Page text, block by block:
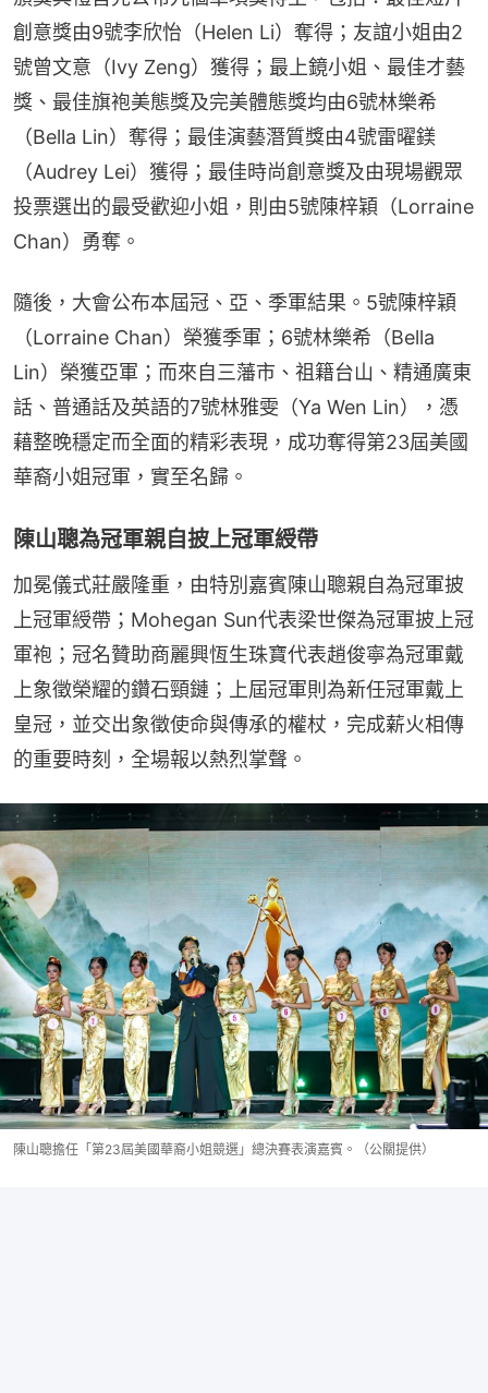
創意獎由9號李欣怡（Helen Li）奪得；友誼小姐由2
號曾文意（Ivy Zeng）獲得；最上鏡小姐、最佳才藝
獎、最佳旗袍美態獎及完美體態獎均由6號林樂希
（Bella Lin）奪得；最佳演藝潛質獎由4號雷曜鎂
（Audrey Lei）獲得；最佳時尚創意獎及由現場觀眾
投票選出的最受歡迎小姐，則由5號陳梓穎（Lorraine
Chan）勇奪。
隨後，大會公布本屆冠、亞、季軍結果。5號陳梓穎
（Lorraine Chan）榮獲季軍；6號林樂希（Bella
Lin）榮獲亞軍；而來自三藩市、祖籍台山、精通廣東
話、普通話及英語的7號林雅雯（Ya Wen Lin），憑
藉整晚穩定而全面的精彩表現，成功奪得第23屆美國
華裔小姐冠軍，實至名歸。
陳山聰為冠軍親自披上冠軍綬帶
加冕儀式莊嚴隆重，由特別嘉賓陳山聰親自為冠軍披
上冠軍綬帶；Mohegan Sun代表梁世傑為冠軍披上冠
軍袍；冠名贊助商麗興恆生珠寶代表趙俊寧為冠軍戴
上象徵榮耀的鑽石頸鏈；上屆冠軍則為新任冠軍戴上
皇冠，並交出象徵使命與傳承的權杖，完成薪火相傳
的重要時刻，全場報以熱烈掌聲。
陳山聰擔任「第23屆美國華裔小姐競選」總決賽表演嘉賓。（公關提供）